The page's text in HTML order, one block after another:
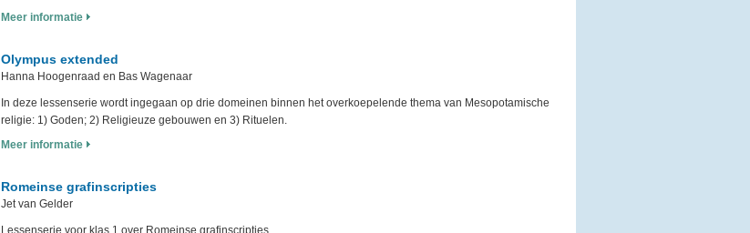
Meer informatie
Olympus extended
Hanna Hoogenraad en Bas Wagenaar
In deze lessenserie wordt ingegaan op drie domeinen binnen het overkoepelende thema van Mesopotamische
religie: 1) Goden; 2) Religieuze gebouwen en 3) Rituelen.
Meer informatie
Romeinse grafinscripties
Jet van Gelder
Lessenserie voor klas 1 over Romeinse grafinscripties.